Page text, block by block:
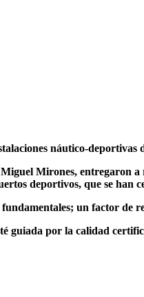
náutico-
Mirones, entregaron
deportivos, que se han
un factor de
guiada por la calidad